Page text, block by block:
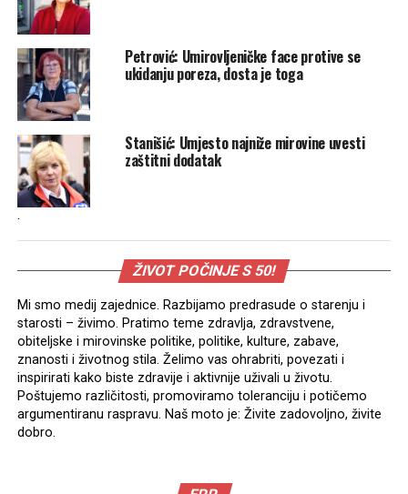
Petrović: Umirovljeničke face protive se
ukidanju poreza, dosta je toga
Stanišić: Umjesto najniže mirovine uvesti
zaštitni dodatak
.
ŽIVOT POČINJE S 50!
Mi smo medij zajednice. Razbijamo predrasude o starenju i
starosti – živimo. Pratimo teme zdravlja, zdravstvene,
obiteljske i mirovinske politike, politike, kulture, zabave,
znanosti i životnog stila. Želimo vas ohrabriti, povezati i
inspirirati kako biste zdravije i aktivnije uživali u životu.
Poštujemo različitosti, promoviramo toleranciju i potičemo
argumentiranu raspravu. Naš moto je: Živite zadovoljno, živite
dobro.